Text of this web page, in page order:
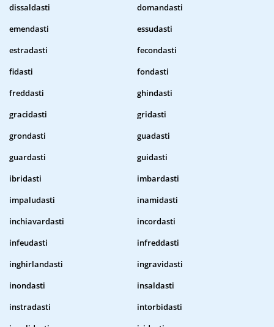
dissaldasti
domandasti
emendasti
essudasti
estradasti
fecondasti
fidasti
fondasti
freddasti
ghindasti
gracidasti
gridasti
grondasti
guadasti
guardasti
guidasti
ibridasti
imbardasti
impaludasti
inamidasti
inchiavardasti
incordasti
infeudasti
infreddasti
inghirlandasti
ingravidasti
inondasti
insaldasti
instradasti
intorbidasti